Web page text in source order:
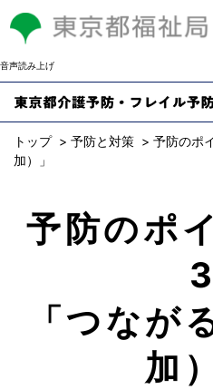
音声読み上げ
トップ > 予防と対策 > 予防のポ
加）」
予防のポ
3
「つなが
加